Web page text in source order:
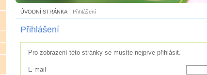
ÚVODNÍ STRÁNKA | Přihlášení
Přihlášení
Pro zobrazení této stránky se musíte nejprve přihlásit.
E-mail